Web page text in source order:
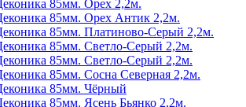
85мм. Орех 2,2м.
85мм. Орех Антик 2,2м.
85мм. Платиново-Серый 2,2м.
85мм. Светло-Серый 2,2м.
85мм. Светло-Серый 2,2м.
85мм. Сосна Северная 2,2м.
85мм. Чёрный
85мм. Ясень Бьянко 2,2м.